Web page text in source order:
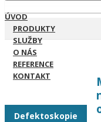
ÚVOD
PRODUKTY
SLUŽBY
O NÁS
REFERENCE
KONTAKT
Defektoskopie